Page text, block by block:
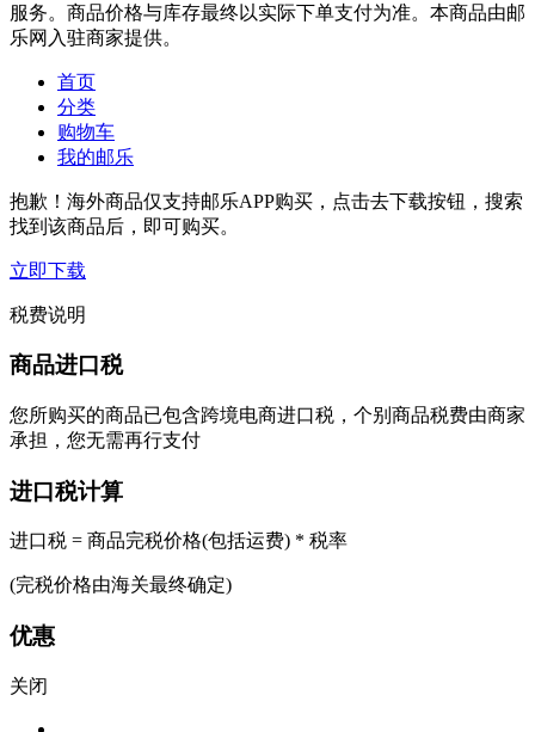
服务。商品价格与库存最终以实际下单支付为准。本商品由邮
乐网入驻商家提供。
首页
分类
购物车
我的邮乐
抱歉！海外商品仅支持邮乐APP购买，点击去下载按钮，搜索
找到该商品后，即可购买。
立即下载
税费说明
商品进口税
您所购买的商品已包含跨境电商进口税，个别商品税费由商家
承担，您无需再行支付
进口税计算
进口税 = 商品完税价格(包括运费) * 税率
(完税价格由海关最终确定)
优惠
关闭